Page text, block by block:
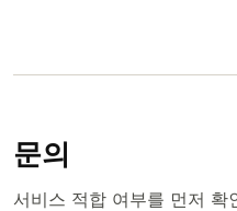
문의
서비스 적합 여부를 먼저 확